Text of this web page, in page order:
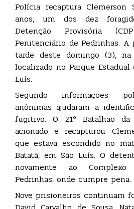
Polícia recaptura Clemerson
anos, um dos dez
Detenção Provisória
Penitenciário de Pedrinhas. A
tarde deste domingo (3), na
localizado no Parque Estadual
Luís.
Segundo informações
anônimas ajudaram a
fugitivo. O 21º Batalhão
acionado e recapturou
que estava escondido no
Batatã, em São Luís. O
novamente ao
Pedrinhas, onde cumpre pena.
Nove prisioneiros continuam